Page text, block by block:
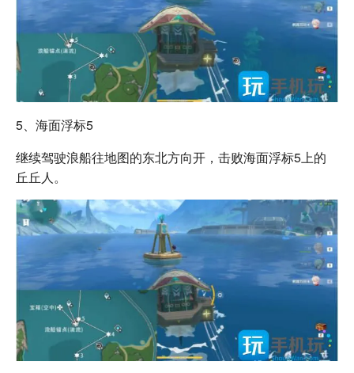
5、海面浮标5
继续驾驶浪船往地图的东北方向开，击败海面浮标5上的
丘丘人。